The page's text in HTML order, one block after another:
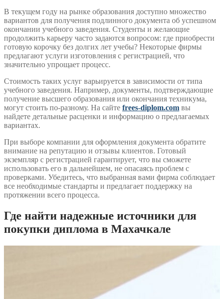
В текущем году на рынке образования доступно множество
вариантов для получения подлинного документа об успешном
окончании учебного заведения. Студенты и желающие
продолжить карьеру часто задаются вопросом: где приобрести
готовую корочку без долгих лет учебы? Некоторые фирмы
предлагают услуги изготовления с регистрацией, что
значительно упрощает процесс.
Стоимость таких услуг варьируется в зависимости от типа
учебного заведения. Например, документы, подтверждающие
получение высшего образования или окончания техникума,
могут стоить по-разному. На сайте frees-diplom.com вы
найдете детальные расценки и информацию о предлагаемых
вариантах.
При выборе компании для оформления документа обратите
внимание на репутацию и отзывы клиентов. Готовый
экземпляр с регистрацией гарантирует, что вы сможете
использовать его в дальнейшем, не опасаясь проблем с
проверками. Убедитесь, что выбранная вами фирма соблюдает
все необходимые стандарты и предлагает поддержку на
протяжении всего процесса.
Где найти надежные источники для
покупки диплома в Махачкале